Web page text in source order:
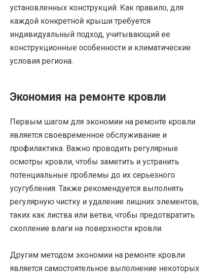
установленных конструкций. Как правило, для
каждой конкретной крыши требуется
индивидуальный подход, учитывающий ее
конструкционные особенности и климатические
условия региона.
Экономия на ремонте кровли
Первым шагом для экономии на ремонте кровли
является своевременное обслуживание и
профилактика. Важно проводить регулярные
осмотры кровли, чтобы заметить и устранить
потенциальные проблемы до их серьезного
усугубления. Также рекомендуется выполнять
регулярную чистку и удаление лишних элементов,
таких как листва или ветви, чтобы предотвратить
скопление влаги на поверхности кровли.
Другим методом экономии на ремонте кровли
является самостоятельное выполнение некоторых